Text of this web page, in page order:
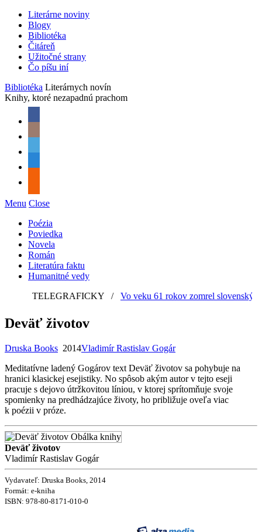
Literárne noviny
Blogy
Bibliotéka
Čitáreň
Užitočné strany
Čo píšu iní
Bibliotéka Literárnych novín
Knihy, ktoré nezapadnú prachom
Menu Close
Poézia
Poviedka
Novela
Román
Literatúra faktu
Humanitné vedy
TELEGRAFICKY/ Vo veku 61 rokov zomrel slovenský
Deväť životov
Druska Books 2014Vladimír Rastislav Gogár
Meditatívne ladený Gogárov text Deväť životov sa pohybuje na
hranici klasickej esejistiky. No spôsob akým autor v tejto eseji
pracuje s dejovo útržkovitou líniou, v ktorej sprítomňuje svoje
spomienky na predhádzajúce životy, ho približuje oveľa viac
k poézii v próze.
Deväť životov
Vladimír Rastislav Gogár
Vydavateľ: Druska Books, 2014
Formát: e-kniha
ISBN: 978-80-8171-010-0